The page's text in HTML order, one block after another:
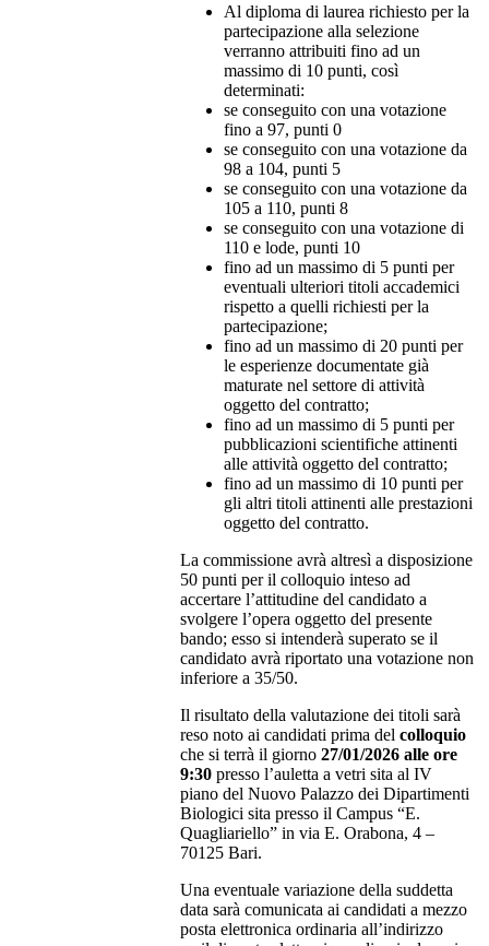
Al diploma di laurea richiesto per la
partecipazione alla selezione
verranno attribuiti fino ad un
massimo di 10 punti, così
determinati:
se conseguito con una votazione
fino a 97, punti 0
se conseguito con una votazione da
98 a 104, punti 5
se conseguito con una votazione da
105 a 110, punti 8
se conseguito con una votazione di
110 e lode, punti 10
fino ad un massimo di 5 punti per
eventuali ulteriori titoli accademici
rispetto a quelli richiesti per la
partecipazione;
fino ad un massimo di 20 punti per
le esperienze documentate già
maturate nel settore di attività
oggetto del contratto;
fino ad un massimo di 5 punti per
pubblicazioni scientifiche attinenti
alle attività oggetto del contratto;
fino ad un massimo di 10 punti per
gli altri titoli attinenti alle prestazioni
oggetto del contratto.
La commissione avrà altresì a disposizione
50 punti per il colloquio inteso ad
accertare l’attitudine del candidato a
svolgere l’opera oggetto del presente
bando; esso si intenderà superato se il
candidato avrà riportato una votazione non
inferiore a 35/50.
Il risultato della valutazione dei titoli sarà
reso noto ai candidati prima del colloquio
che si terrà il giorno 27/01/2026 alle ore
9:30 presso l’auletta a vetri sita al IV
piano del Nuovo Palazzo dei Dipartimenti
Biologici sita presso il Campus “E.
Quagliariello” in via E. Orabona, 4 –
70125 Bari.
Una eventuale variazione della suddetta
data sarà comunicata ai candidati a mezzo
posta elettronica ordinaria all’indirizzo